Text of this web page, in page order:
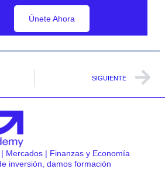
Únete Ahora
Únete Ahora
SIGUIENTE
Mercados | Finanzas y Economía
inversión, damos formación